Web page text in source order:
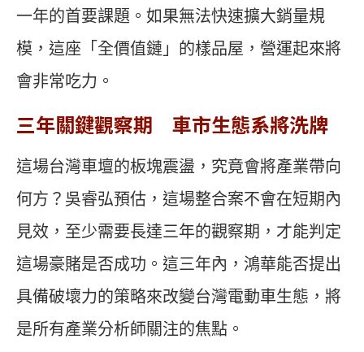
一年的首要課題。如果無法快速擴大銷量規
模，這座「全價值鏈」的樣品屋，營運起來將
會非常吃力。
三年關鍵觀察期 車市生態系將洗牌
這場台灣車壇的板塊震盪，究竟會將產業帶向
何方？吳睿弘預估，這場整合案不會在短期內
見效，至少需要長達三年的觀察期，才能判定
這場豪賭是否成功。這三年內，鴻華能否提出
具備破壞力的策略來改變台灣電動車生態，將
是所有產業分析師關注的焦點。